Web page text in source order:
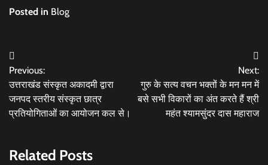
Posted in Blog
Post
navigation
Previous:
उत्तराखंड संस्कृत अकादमी द्वारा
जनपद स्तरीय संस्कृत छात्र
प्रतियोगिताओं का आयोजन कल से।
Next:
गुरु के सत्य वचन भक्तों के मन मन में
बसे सभी विकारों का अंत करते हैं श्री
महंत श्यामसुंदर दास महाराज
Related Posts